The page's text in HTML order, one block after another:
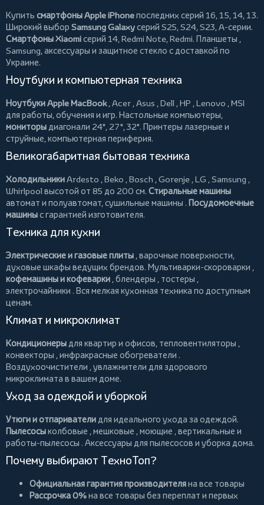
Купить смартфоны Apple iPhoneпоследних серий 16, 15, 14, 13.
Широкий выбор Samsung Galaxyсерий S25, S24, S23, A-серии.
Смартфоны Xiaomiсерий 14, Redmi Note, Redmi. Планшеты ,
Samsung, аксессуары и защитное стекло с доставкой по
Украине.
Ноутбуки и компьютерная техника
Ноутбуки Apple MacBook,Acer ,Asus ,Dell ,HP ,Lenovo ,MSI
для работы, обучения и игр. Настольные компьютеры,
мониторыдиагонали 24", 27", 32". Принтеры лазерные и
струйные, компьютерная периферия.
Великогабаритная бытовая техника
ХолодильникиArdesto ,Beko ,Bosch ,Gorenje ,LG ,Samsung ,
Whirlpool высотой от 85 до 200 см. Стиральные машины
автомат и полуавтомат,сушильные машины . Посудомоечные
машиныс гарантией изготовителя.
Техника для кухни
Электрические и газовые плиты , варочные поверхности,
духовые шкафы ведущих брендов. Мультиварки-скороварки ,
кофемашины и кофеварки ,блендеры , тостеры ,
электрочайники . Вся мелкая кухонная техника по доступным
ценам.
Климат и микроклимат
Кондиционерыдля квартир и офисов, тепловентиляторы ,
конвекторы ,инфракрасные обогреватели .
Воздухоочистители , увлажнители для здорового
микроклимата в вашем доме.
Уход за одеждой и уборкой
Утюги и отпаривателидля идеального ухода за одеждой.
Пылесосыколбовые ,мешковые ,моющие ,вертикальные и
работы-пылесосы . Аксессуары для пылесосов и уборка дома.
Почему выбирают ТехноТоп?
Официальная гарантия производителяна все товары
Рассрочка 0%на все товары без переплат и первых